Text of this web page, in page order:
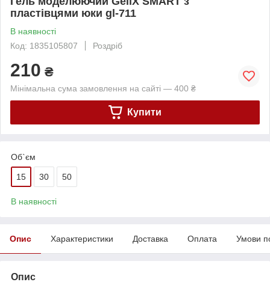
пластівцями юки gl-711
В наявності
Код: 1835105807
Роздріб
210 ₴
Мінімальна сума замовлення на сайті — 400 ₴
Купити
Об`єм
15 30 50
В наявності
Опис Характеристики Доставка Оплата Умови
Опис